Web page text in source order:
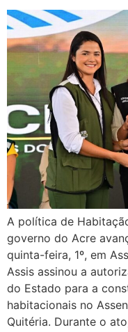
A política de
governo do Acre
quinta-feira, 1º, em
Assis assinou a
do Estado para a
habitacionais no
Quitéria. Durante o